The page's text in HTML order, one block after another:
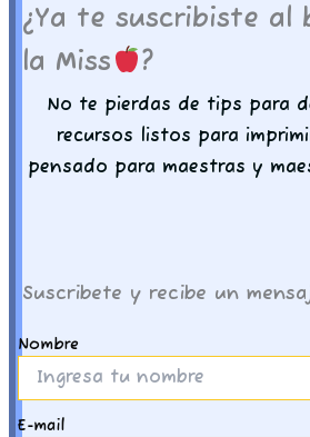
¿Ya te suscribiste al
la Miss
?
No te pierdas de tips para
recursos listos para
pensado para maestras y
Suscribete y recibe un
Nombre
E-mail
Recuerda que nuestros
para imprimir en tabloide de
pero tu puedes ajustarlo a la
Productos relacionados